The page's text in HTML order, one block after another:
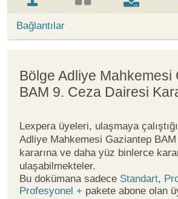
Bağlantılar
Bölge Adliye Mahkemesi
BAM 9. Ceza Dairesi
Lexpera üyeleri, ulaşmaya
Adliye Mahkemesi Gaziantep
kararına ve daha yüz binlerce
ulaşabilmekteler.
Bu dokümana sadece Standart,
Profesyonel + pakete abone olan